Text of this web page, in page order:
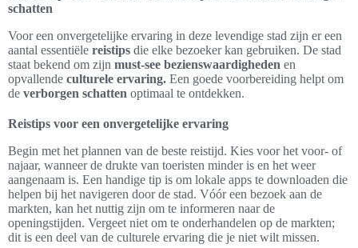
schatten
Voor een onvergetelijke ervaring in deze levendige stad zijn er een
aantal essentiële reistips die elke bezoeker kan gebruiken. De stad
staat bekend om zijn must-see bezienswaardigheden en
opvallende culturele ervaring. Een goede voorbereiding helpt om
de verborgen schatten optimaal te ontdekken.
Reistips voor een onvergetelijke ervaring
Begin met het plannen van de beste reistijd. Kies voor het voor- of
najaar, wanneer de drukte van toeristen minder is en het weer
aangenaam is. Een handige tip is om lokale apps te downloaden die
helpen bij het navigeren door de stad. Vóór een bezoek aan de
markten, kan het nuttig zijn om te informeren naar de
openingstijden. Vergeet niet om te onderhandelen op de markten;
dit is een deel van de culturele ervaring die je niet wilt missen.